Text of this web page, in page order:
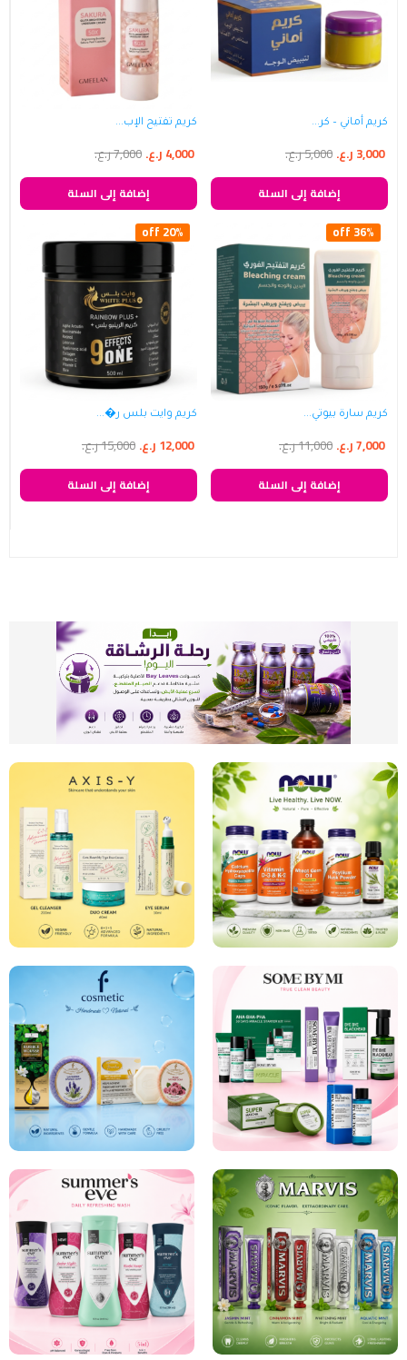
كريم أماني – كر...
5,000ر.ع. 3,000 ر.ع.
إضافة إلى السلة
كريم تفتيح الإب...
7,000ر.ع. 4,000 ر.ع.
إضافة إلى السلة
36% off
كريم سارة بيوتي...
11,000ر.ع. 7,000ر.ع.
إضافة إلى السلة
20% off
كريم وايت بلس ر�...
15,000ر.ع. 12,000 ر.ع.
إضافة إلى السلة